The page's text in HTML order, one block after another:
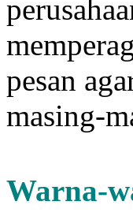
pesan
masing-
Warna-